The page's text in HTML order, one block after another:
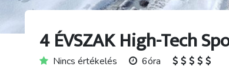
4 ÉVSZAK High-Tech
Nincs értékelés 6óra